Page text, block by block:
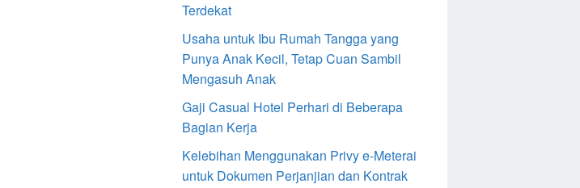
Terdekat
Usaha untuk Ibu Rumah Tangga yang
Punya Anak Kecil, Tetap Cuan Sambil
Mengasuh Anak
Gaji Casual Hotel Perhari di Beberapa
Bagian Kerja
Kelebihan Menggunakan Privy e-Meterai
untuk Dokumen Perjanjian dan Kontrak